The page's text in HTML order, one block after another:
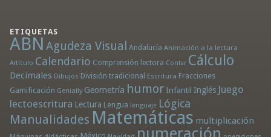
ETIQUETAS
ABN Agudeza Visual Andalucía Animación a la lectura
Artículo Calendario Comprensión lectora Contar Cálculo
Decimales Dibujos División tradicional Escritura Fracciones
Gamificación Genially Geometría humor Infantil Inglés Juego
lectoescritura Lectura Lengua lenguaje Lógica
Manualidades Matemáticas multiplicación
numeración